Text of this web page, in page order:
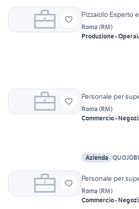
Pizzaiolo Esperto
Roma (RM)
Produzione - Operai
Personale per
Roma (RM)
Commercio - Negozi
Azienda QUOJOBIS spa - agenzia
Personale per
Roma (RM)
Commercio - Negozi